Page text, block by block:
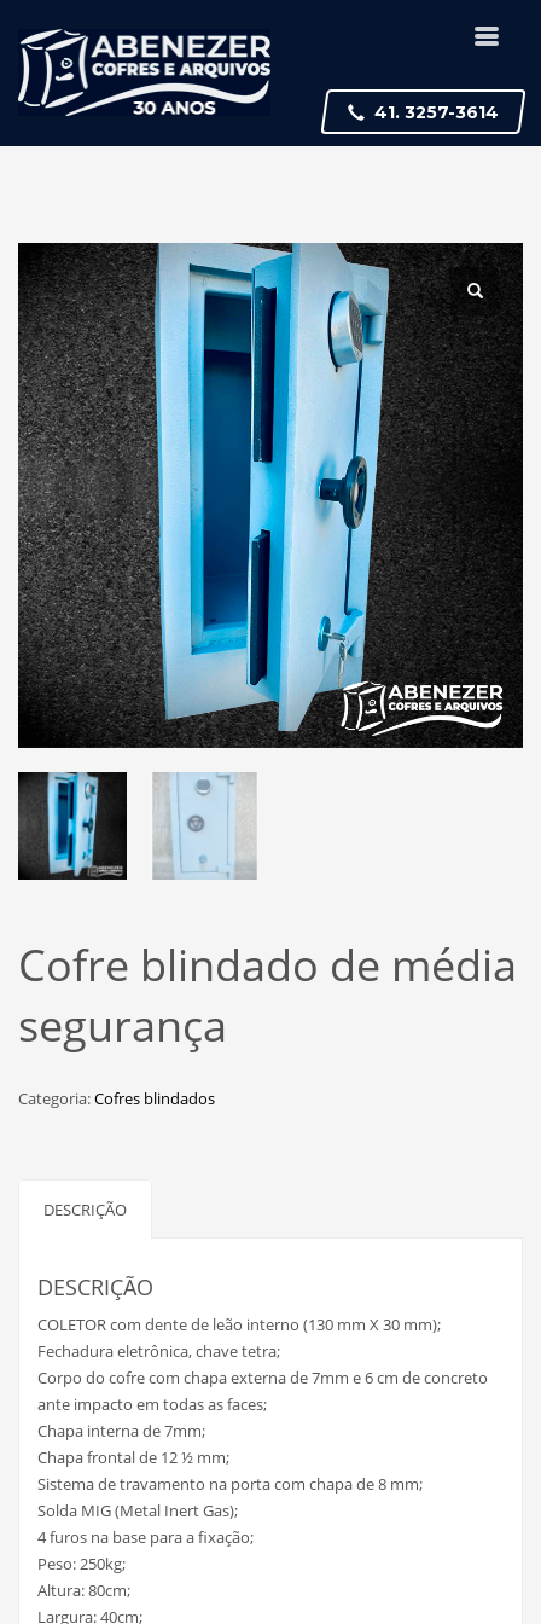
41. 3257-3614
Cofre blindado de média
segurança
Categoria:Cofres blindados
DESCRIÇÃO
DESCRIÇÃO
COLETOR com dente de leão interno (130 mm X 30 mm);
Fechadura eletrônica, chave tetra;
Corpo do cofre com chapa externa de 7mm e 6 cm de concreto
ante impacto em todas as faces;
Chapa interna de 7mm;
Chapa frontal de 12 ½ mm;
Sistema de travamento na porta com chapa de 8 mm;
Solda MIG (Metal Inert Gas);
4 furos na base para a fixação;
Peso: 250kg;
Altura: 80cm;
Largura: 40cm;